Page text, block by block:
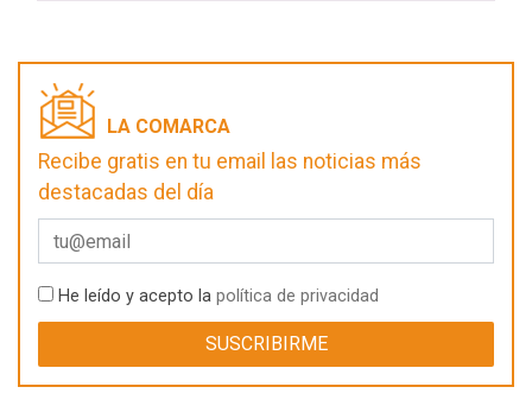
LA COMARCA
Recibe gratis en tu email las noticias más
destacadas del día
He leído y acepto la política de privacidad